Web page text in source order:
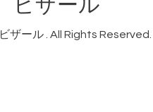
ビザール
ビザール . All Rights Reserved.